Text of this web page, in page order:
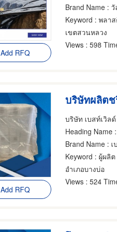
Add RFQ
Brand Name :
Keyword : พลา
เขตสวนหลวง
Views : 598
Add RFQ
บริษัทผลิต
บริษัท เบสท์เวิล
Heading Name :
Brand Name :
Keyword : ผู้ผลิต
อำเภอบางบ่อ
Views : 524